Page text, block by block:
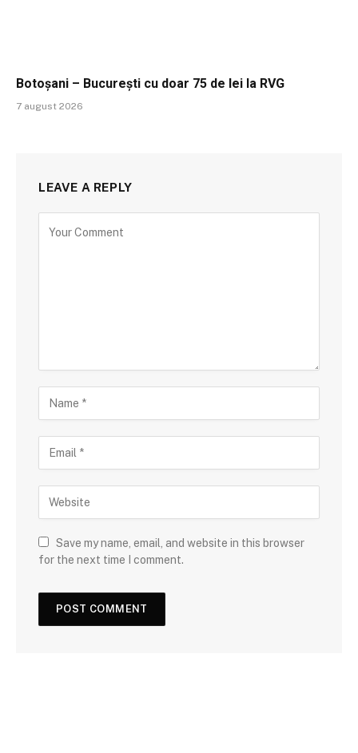
Botoșani – București cu doar 75 de lei la RVG
7 august 2026
LEAVE A REPLY
Save my name, email, and website in this browser
for the next time I comment.